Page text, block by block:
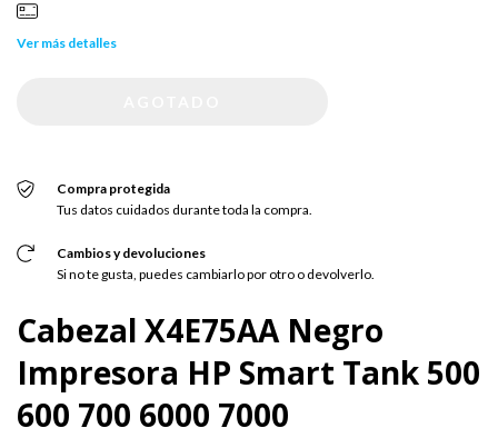
Ver más detalles
Compra protegida
Tus datos cuidados durante toda la compra.
Cambios y devoluciones
Si no te gusta, puedes cambiarlo por otro o devolverlo.
Cabezal X4E75AA Negro
Impresora HP Smart Tank 500
600 700 6000 7000